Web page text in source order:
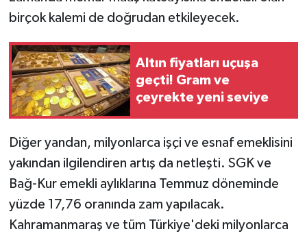
birçok kalemi de doğrudan etkileyecek.
Altın fiyatları uçuşa
geçti! Gram ve
çeyrekte yeni seviye
Diğer yandan, milyonlarca işçi ve esnaf emeklisini
yakından ilgilendiren artış da netleşti. SGK ve
Bağ-Kur emekli aylıklarına Temmuz döneminde
yüzde 17,76 oranında zam yapılacak.
Kahramanmaraş ve tüm Türkiye'deki milyonlarca